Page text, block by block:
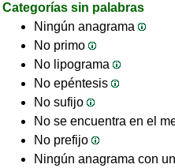
Categorías sin palabras
Ningún anagrama
No primo
No lipograma
No epéntesis
No sufijo
No se encuentra en el
No prefijo
Ningún anagrama con